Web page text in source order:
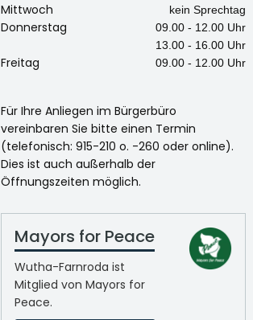
Mittwoch kein Sprechtag
Donnerstag
09.00 - 12.00 Uhr
13.00 - 16.00 Uhr
Freitag 09.00 - 12.00 Uhr
Für Ihre Anliegen im Bürgerbüro
vereinbaren Sie bitte einen Termin
(telefonisch: 915-210 o. -260 oder online).
Dies ist auch außerhalb der
Öffnungszeiten möglich.
Mayors for Peace
Wutha-Farnroda ist
Mitglied von Mayors for
Peace.